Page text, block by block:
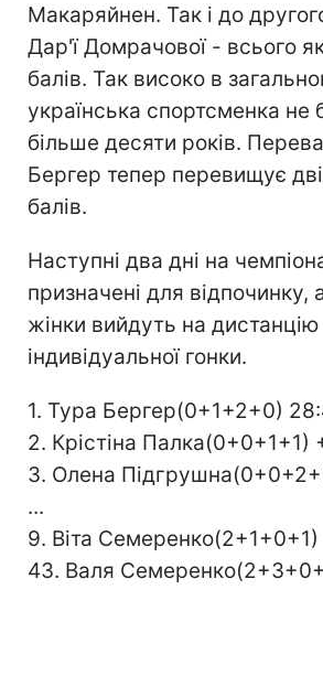
Макаряйнен. Так і до
Дар'ї Домрачової - всього
балів. Так високо в
українська спортсменка не
більше десяти років.
Бергер тепер перевищує дві
балів.
Наступні два дні на
призначені для відпочинку,
жінки вийдуть на дистанцію
індивідуальної гонки.
1. Тура Бергер(0+1+2+0)
2. Крістіна Палка(0+0+1+1)
3. Олена
...
9. Віта Семеренко(2+1+0+1)
43. Валя